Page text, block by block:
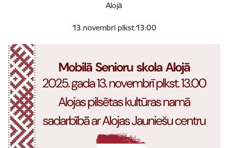
Alojā
13.novembrī plkst.13:00